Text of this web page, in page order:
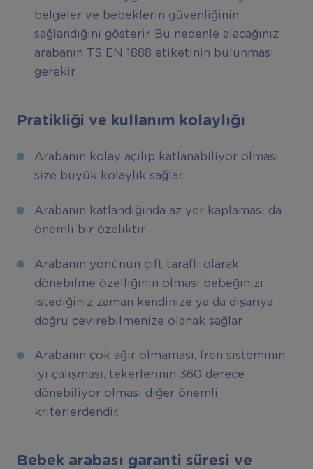
belgeler ve bebeklerin güvenliğinin
sağlandığını gösterir. Bu nedenle alacağınız
arabanın TS EN 1888 etiketinin bulunması
gerekir.
Pratikliği ve kullanım kolaylığı
Arabanın kolay açılıp katlanabiliyor olması
size büyük kolaylık sağlar.
Arabanın katlandığında az yer kaplaması da
önemli bir özeliktir.
Arabanın yönünün çift taraflı olarak
dönebilme özelliğinin olması bebeğinizi
istediğiniz zaman kendinize ya da dışarıya
doğru çevirebilmenize olanak sağlar.
Arabanın çok ağır olmaması, fren sisteminin
iyi çalışması, tekerlerinin 360 derece
dönebiliyor olması diğer önemli
kriterlerdendir.
Bebek arabası garanti süresi ve